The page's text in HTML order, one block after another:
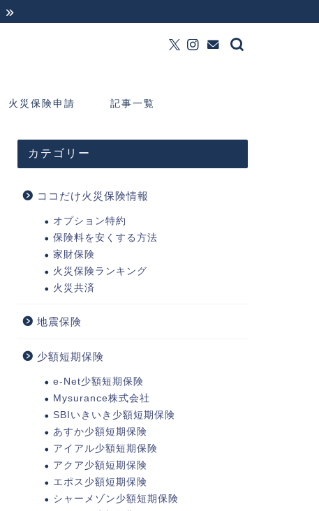
火災保険申請 記事一覧
カテゴリー
ココだけ火災保険情報
オプション特約
保険料を安くする方法
家財保険
火災保険ランキング
火災共済
地震保険
少額短期保険
e-Net少額短期保険
Mysurance株式会社
SBIいきいき少額短期保険
あすか少額短期保険
アイアル少額短期保険
アクア少額短期保険
エポス少額短期保険
シャーメゾン少額短期保険